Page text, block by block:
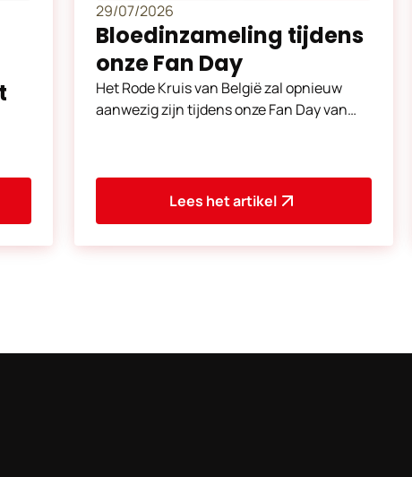
29/07/2026
Bloedinzameling tijdens
onze Fan Day
Het Rode Kruis van België zal opnieuw
aanwezig zijn tijdens onze Fan Day van
Lees het artikel